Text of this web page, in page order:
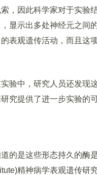
，因此科学家对于实验
显示出多处神经元之间
表观遗传活动，而且这
中，研究人员还发现
究提供了进一步实验的可
是这些形态持久的酶
精神病学表观遗传研